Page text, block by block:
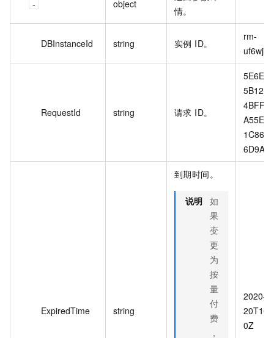
object
情。
DBInstanceId string 实例 ID。
rm-
RequestId string 请求 ID。
5B12-
4BFF-
A55E-
6D9A
ExpiredTime string
到期时间。
说明 如
果
变
更
为
按
量
付
费
，
2020-
0Z